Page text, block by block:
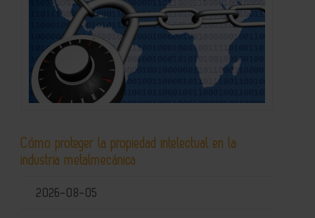
Cómo proteger la propiedad intelectual en la
industria metalmecánica
2026-08-05